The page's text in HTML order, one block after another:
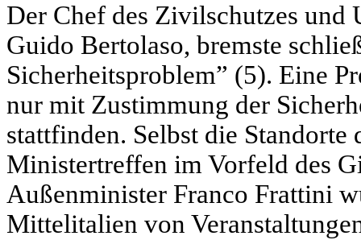
Der Chef des Zivilschutzes und
Guido Bertolaso, bremste
Sicherheitsproblem” (5). Eine
nur mit Zustimmung der
stattfinden. Selbst die Standorte
Ministertreffen im Vorfeld des
Außenminister Franco Frattini
Mittelitalien von